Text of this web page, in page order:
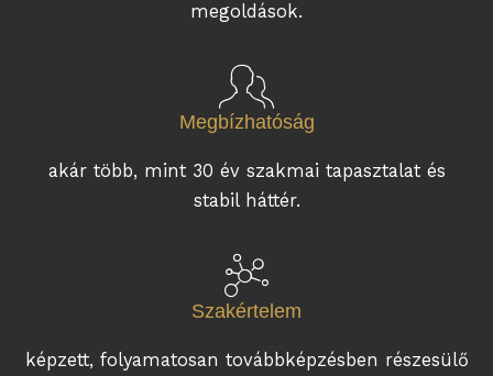
megoldások.
Megbízhatóság
akár több, mint 30 év szakmai tapasztalat és
stabil háttér.
Szakértelem
képzett, folyamatosan továbbképzésben részesülő